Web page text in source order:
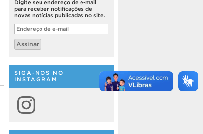
Digite seu endereço de e-mail
para receber notificações de
novas notícias publicadas no site.
Endereço
de
e-
mail
Assinar
SIGA-NOS NO
INSTAGRAM
Instagram